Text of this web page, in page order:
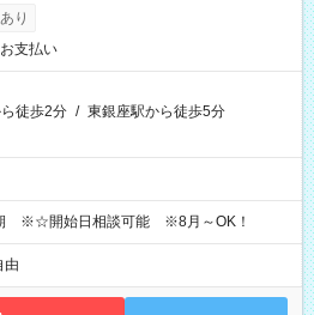
り
支払い
徒歩2分 / 東銀座駅から徒歩5分
期 ※☆開始日相談可能 ※8月～OK！
由